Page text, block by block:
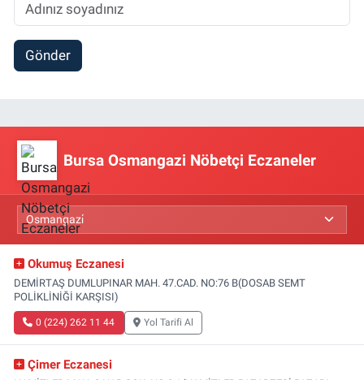
Gönder
Bursa Osmangazi Nöbetçi Eczaneler
Okumuş Eczanesi
DEMİRTAŞ DUMLUPINAR MAH. 47.CAD. NO:76 B(DOSAB SEMT
POLİKLİNİĞİ KARŞISI)
0 (224) 262 11 44 Yol Tarifi Al
Çimer Eczanesi